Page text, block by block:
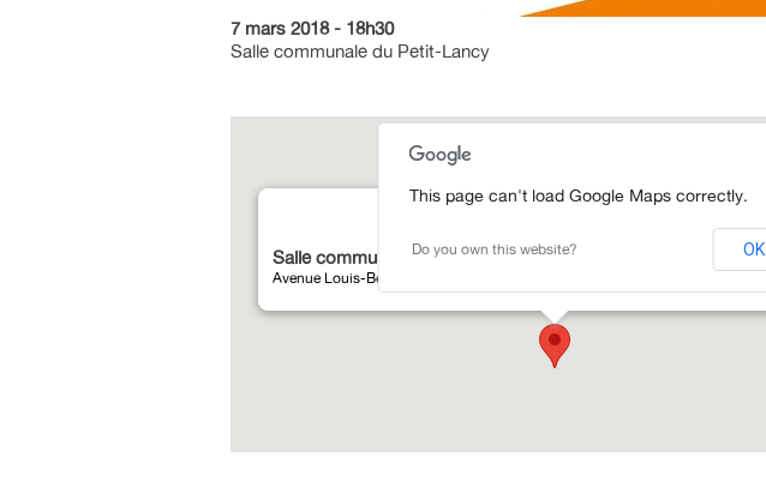
7 mars 2018 - 18h30
Salle communale du Petit-Lancy
Salle communale du Petit-Lancy
Avenue Louis-Bertrand 7-9 - Petit-Lancy
This page can't load Google Maps correctly.
Do you own this website? OK